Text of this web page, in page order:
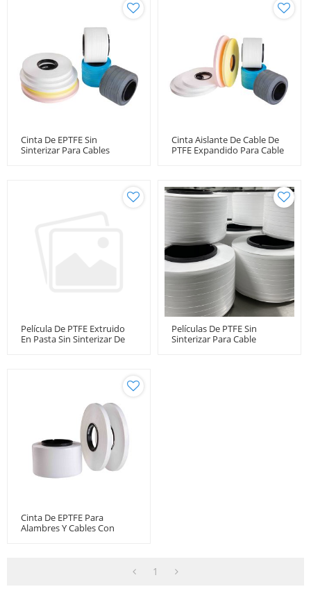
Cinta De EPTFE Sin
Sinterizar Para Cables
Cinta Aislante De Cable De
PTFE Expandido Para Cable
Película De PTFE Extruido
En Pasta Sin Sinterizar De
Películas De PTFE Sin
Sinterizar Para Cable
Cinta De EPTFE Para
Alambres Y Cables Con
1